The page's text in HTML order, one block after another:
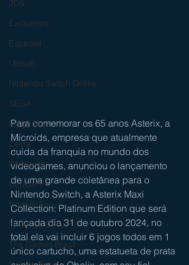
3DS
Exclusivos
Especial
Ubisoft
Nintendo Switch Online
SEGA
Mega Man
Zelda
Bethesda
Capcom
Square Enix
Nintendo Direct
The Games Brasil
Para comemorar os 65 anos Asterix, a
Microids, empresa que atualmente
cuida da franquia no mundo dos
videogames, anunciou o lançamento
de uma grande coletânea para o
Nintendo Switch, a Asterix Maxi
Collection: Platinum Edition que será
lançada dia 31 de outubro 2024, no
total ela vai incluir 6 jogos todos em 1
único cartucho, uma estatueta de prata